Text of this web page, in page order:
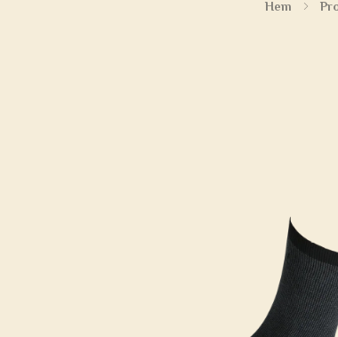
Hem